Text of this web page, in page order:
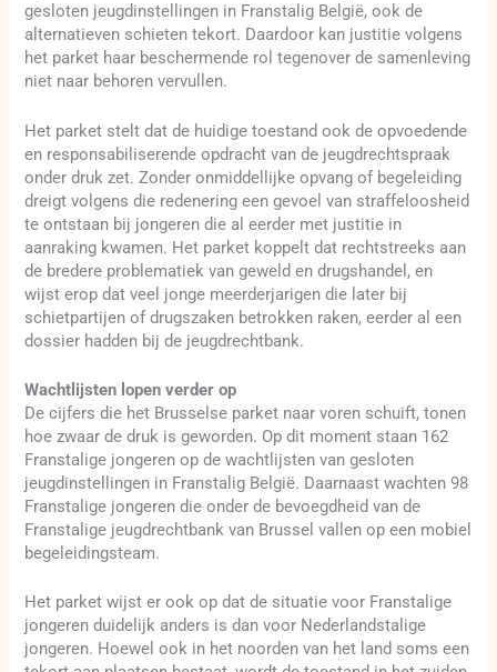
gesloten jeugdinstellingen in Franstalig België, ook de
alternatieven schieten tekort. Daardoor kan justitie volgens
het parket haar beschermende rol tegenover de samenleving
niet naar behoren vervullen.
Het parket stelt dat de huidige toestand ook de opvoedende
en responsabiliserende opdracht van de jeugdrechtspraak
onder druk zet. Zonder onmiddellijke opvang of begeleiding
dreigt volgens die redenering een gevoel van straffeloosheid
te ontstaan bij jongeren die al eerder met justitie in
aanraking kwamen. Het parket koppelt dat rechtstreeks aan
de bredere problematiek van geweld en drugshandel, en
wijst erop dat veel jonge meerderjarigen die later bij
schietpartijen of drugszaken betrokken raken, eerder al een
dossier hadden bij de jeugdrechtbank.
Wachtlijsten lopen verder op
De cijfers die het Brusselse parket naar voren schuift, tonen
hoe zwaar de druk is geworden. Op dit moment staan 162
Franstalige jongeren op de wachtlijsten van gesloten
jeugdinstellingen in Franstalig België. Daarnaast wachten 98
Franstalige jongeren die onder de bevoegdheid van de
Franstalige jeugdrechtbank van Brussel vallen op een mobiel
begeleidingsteam.
Het parket wijst er ook op dat de situatie voor Franstalige
jongeren duidelijk anders is dan voor Nederlandstalige
jongeren. Hoewel ook in het noorden van het land soms een